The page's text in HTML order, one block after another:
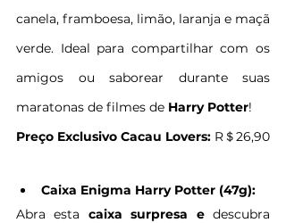
canela, framboesa, limão, laranja e maçã
verde. Ideal para compartilhar com os
amigos ou saborear durante suas
maratonas de filmes de Harry Potter!
Preço Exclusivo Cacau Lovers: R＄26,90
Caixa Enigma Harry Potter (47g):
Abra esta caixa surpresa e descubra